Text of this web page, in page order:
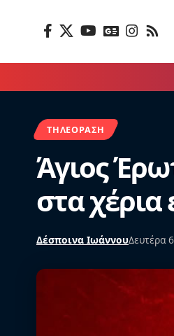
ΤΗΛΕΌΡΑΣΗ
Άγιος
στα χέρια
Δέσποινα ΙωάννουΔευτέρα